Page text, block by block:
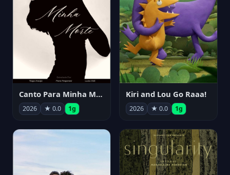
Canto Para Minha Morte
2026 ★ 0.0 1g
Kiri and Lou Go Raaa!
2026 ★ 0.0 1g